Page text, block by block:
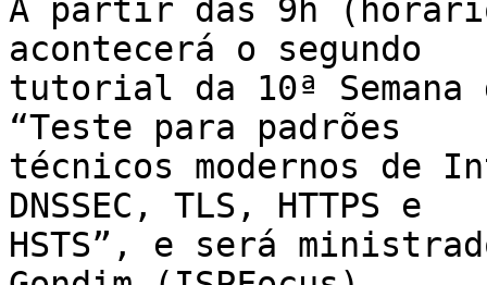
A partir das 9h
acontecerá o segundo
tutorial da 10ª Semana
“Teste para padrões
técnicos modernos de
DNSSEC, TLS, HTTPS e
HSTS”, e será